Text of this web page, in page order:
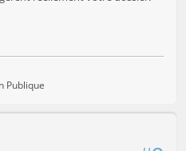
Publique